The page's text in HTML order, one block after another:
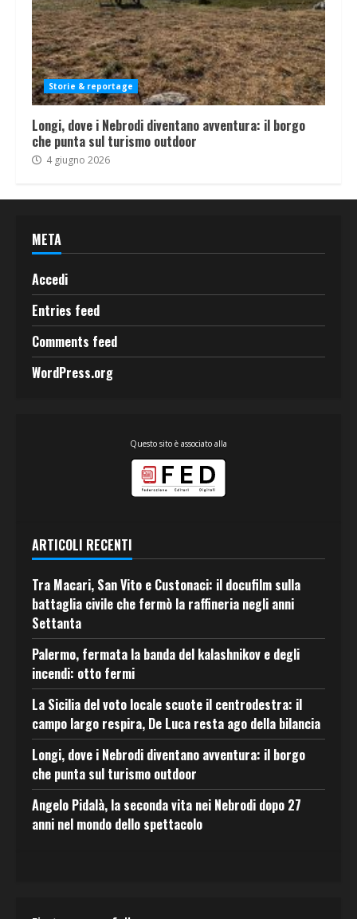
Storie & reportage
Longi, dove i Nebrodi diventano avventura: il borgo
che punta sul turismo outdoor
4 giugno 2026
META
Accedi
Entries feed
Comments feed
WordPress.org
Questo sito è associato alla
ARTICOLI RECENTI
Tra Macari, San Vito e Custonaci: il docufilm sulla
battaglia civile che fermò la raffineria negli anni
Settanta
Palermo, fermata la banda del kalashnikov e degli
incendi: otto fermi
La Sicilia del voto locale scuote il centrodestra: il
campo largo respira, De Luca resta ago della bilancia
Longi, dove i Nebrodi diventano avventura: il borgo
che punta sul turismo outdoor
Angelo Pidalà, la seconda vita nei Nebrodi dopo 27
anni nel mondo dello spettacolo